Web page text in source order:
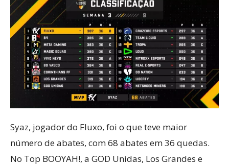
Syaz, jogador do Fluxo, foi o que teve maior
número de abates, com 68 abates em 36 quedas.
No Top BOOYAH!, a GOD Unidas, Los Grandes e